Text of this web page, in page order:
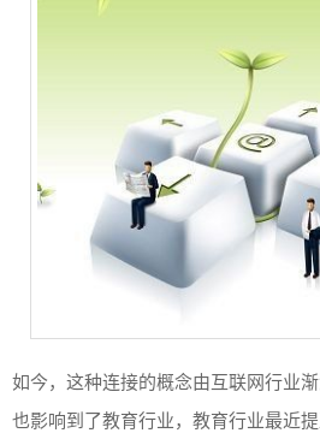
如今，这种连接的概念由互联网行业
也影响到了教育行业，教育行业最近